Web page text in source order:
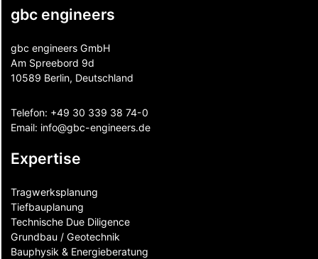
gbc engineers
gbc engineers GmbH
Am Spreebord 9d
10589 Berlin, Deutschland
Telefon: +49 30 339 38 74-0
Email: info@gbc-engineers.de
Expertise
Tragwerksplanung
Tiefbauplanung
Technische Due Diligence
Grundbau / Geotechnik
Bauphysik & Energieberatung